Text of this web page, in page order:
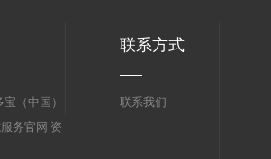
（中国）
务官网 资
联系方式
联系我们